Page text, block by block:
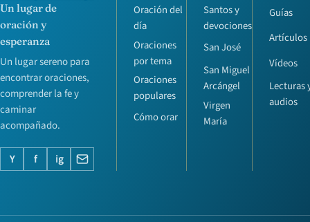
Un lugar de
oración y
esperanza
Un lugar sereno para
encontrar oraciones,
comprender la fe y
caminar
acompañado.
Y f ig
Oración del
día
Oraciones
por tema
Oraciones
populares
Cómo orar
Santos y
devociones
San José
San Miguel
Arcángel
Virgen
María
Guías
Artículos
Vídeos
Lecturas
audios